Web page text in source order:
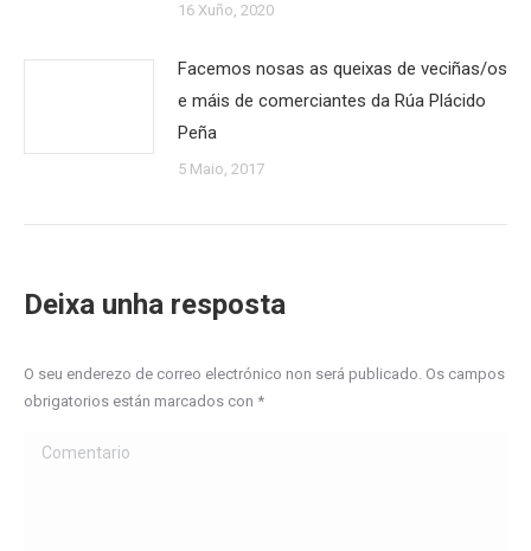
16 Xuño, 2020
Facemos nosas as queixas de veciñas/os
e máis de comerciantes da Rúa Plácido
Peña
5 Maio, 2017
Deixa unha resposta
O seu enderezo de correo electrónico non será publicado. Os campos
obrigatorios están marcados con *
Comentario